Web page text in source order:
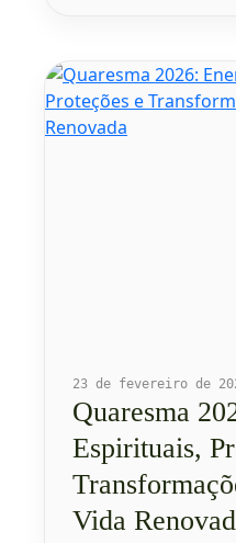
23 de fevereiro de
Quaresma
Espirituais,
Vida